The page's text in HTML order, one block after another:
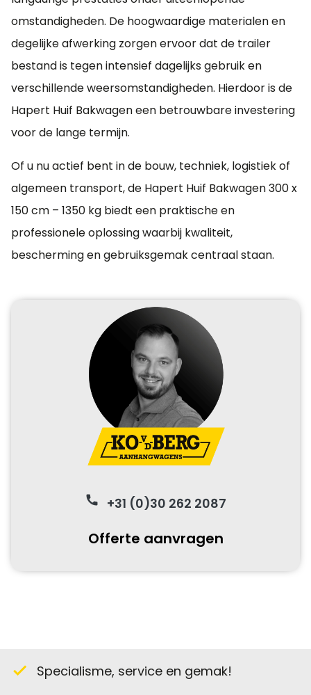
omstandigheden. De hoogwaardige materialen en
degelijke afwerking zorgen ervoor dat de trailer
bestand is tegen intensief dagelijks gebruik en
verschillende weersomstandigheden. Hierdoor is de
Hapert Huif Bakwagen een betrouwbare investering
voor de lange termijn.
Of u nu actief bent in de bouw, techniek, logistiek of
algemeen transport, de Hapert Huif Bakwagen 300 x
150 cm – 1350 kg biedt een praktische en
professionele oplossing waarbij kwaliteit,
bescherming en gebruiksgemak centraal staan.
phone +31 (0)30 262 2087
Offerte aanvragen
check Specialisme, service en gemak!